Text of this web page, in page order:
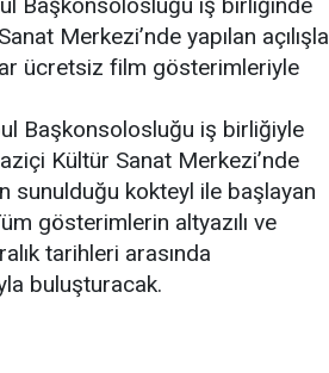
Merkezi’nde yapılan açılışla
ücretsiz film gösterimleriyle
Başkonsolosluğu iş birliğiyle
Kültür Sanat Merkezi’nde
sunulduğu kokteyl ile başlayan
gösterimlerin altyazılı ve
tarihleri arasında
buluşturacak.